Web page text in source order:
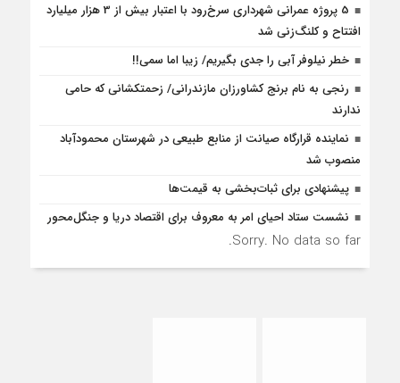
5 پروژه‌ عمرانی شهرداری سرخ‌رود با اعتبار بیش از 3 هزار میلیارد
افتتاح و کلنگ‌زنی شد
خطر نیلوفر آبی را جدی بگیریم/ زیبا اما سمی!!
رنجی به نام برنج کشاورزان مازندرانی/ زحمتکشانی که حامی
ندارند
نماینده قرارگاه صیانت از منابع طبیعی در شهرستان محمودآباد
منصوب شد
پیشنهادی برای ثبات‌بخشی به قیمت‌ها
نشست ستاد احیای امر به معروف برای اقتصاد دریا و جنگل‌محور
Sorry. No data so far.